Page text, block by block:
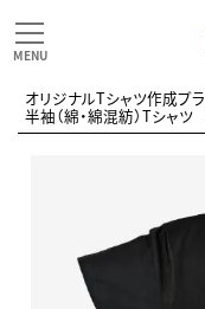
オリジナルTシャツ作成プ
半袖（綿・綿混紡）Tシャツ